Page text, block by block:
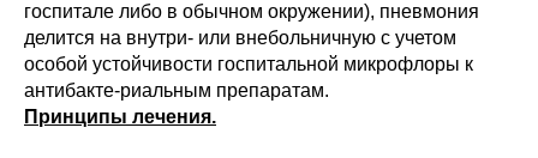
госпитале либо в обычном окружении), пневмония
делится на внутри- или внебольничную с учетом
особой устойчивости госпитальной микрофлоры к
антибакте-риальным препаратам.
Принципы лечения.